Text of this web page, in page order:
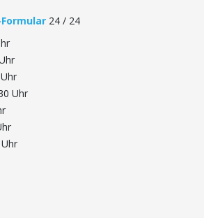
24 / 24
Uhr